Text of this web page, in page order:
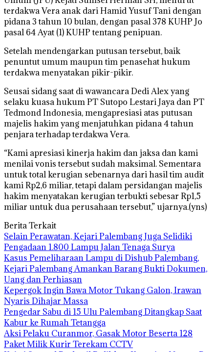
terdakwa Vera anak dari Hamid Yusuf Tani dengan
pidana 3 tahun 10 bulan, dengan pasal 378 KUHP Jo
pasal 64 Ayat (1) KUHP tentang penipuan.
Setelah mendengarkan putusan tersebut, baik
penuntut umum maupun tim penasehat hukum
terdakwa menyatakan pikir-pikir.
Seusai sidang saat di wawancara Dedi Alex yang
selaku kuasa hukum PT Sutopo Lestari Jaya dan PT
Tedmond Indonesia, mengapresiasi atas putusan
majelis hakim yang menjatuhkan pidana 4 tahun
penjara terhadap terdakwa Vera.
“Kami apresiasi kinerja hakim dan jaksa dan kami
menilai vonis tersebut sudah maksimal. Sementara
untuk total kerugian sebenarnya dari hasil tim audit
kami Rp2,6 miliar, tetapi dalam persidangan majelis
hakim menyatakan kerugian terbukti sebesar Rp1,5
miliar untuk dua perusahaan tersebut,” ujarnya.(yns)
Berita Terkait
Selain Perawatan, Kejari Palembang Juga Selidiki
Pengadaan 1.800 Lampu Jalan Tenaga Surya
Kasus Pemeliharaan Lampu di Dishub Palembang,
Kejari Palembang Amankan Barang Bukti Dokumen,
Uang dan Perhiasan
Kepergok Ingin Bawa Motor Tukang Galon, Irawan
Nyaris Dihajar Massa
Pengedar Sabu di 15 Ulu Palembang Ditangkap Saat
Kabur ke Rumah Tetangga
Aksi Pelaku Curanmor, Gasak Motor Beserta 128
Paket Milik Kurir Terekam CCTV